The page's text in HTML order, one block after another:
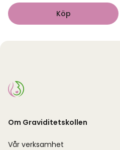
Köp
Om Graviditetskollen
Vår verksamhet